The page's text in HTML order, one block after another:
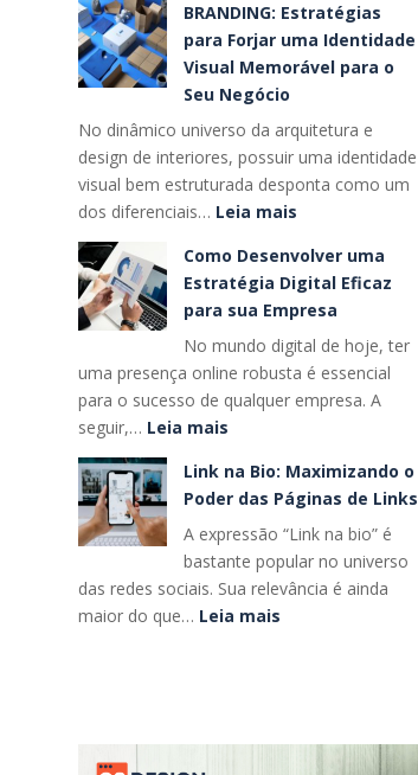
é
a
melhor
hospedagem
para
seu
primeiro
site?
completo
BRANDING: Estratégias
para Forjar uma Identidade
Visual Memorável para o
Seu Negócio
No dinâmico universo da arquitetura e
design de interiores, possuir uma identidade
visual bem estruturada desponta como um
dos diferenciais… Leia mais:
Estratégias
para
Forjar
uma
Identidade
Visual
o
Seu
Negócio
Como Desenvolver uma
Estratégia Digital Eficaz
para sua Empresa
No mundo digital de hoje, ter
uma presença online robusta é essencial
para o sucesso de qualquer empresa. A
seguir,… Leia mais:
Desenvolver
uma
Estratégia
Digital
Eficaz
para
Link na Bio: Maximizando o
Poder das Páginas de Links
A expressão “Link na bio” é
bastante popular no universo
das redes sociais. Sua relevância é ainda
maior do que… Leia mais:
o